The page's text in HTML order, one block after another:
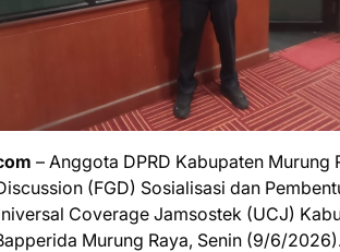
– Anggota DPRD Kabupaten Murung
(FGD) Sosialisasi dan
Coverage Jamsostek (UCJ)
Murung Raya, Senin (9/6/